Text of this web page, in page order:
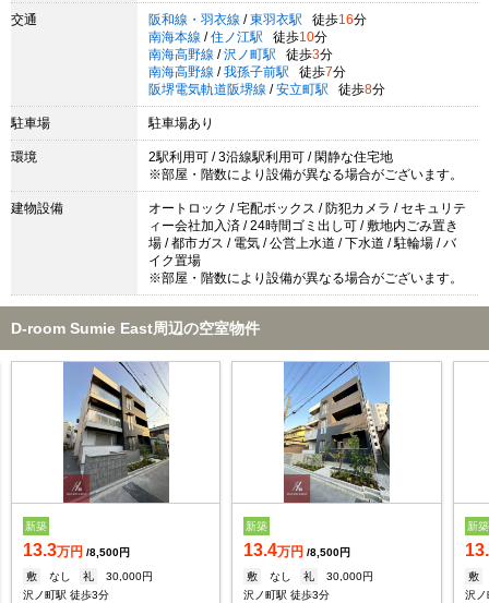
交通 阪和線・羽衣線 / 東羽衣駅 徒歩16分
南海本線 / 住ノ江駅 徒歩10分
南海高野線 / 沢ノ町駅 徒歩3分
南海高野線 / 我孫子前駅 徒歩7分
阪堺電気軌道阪堺線 / 安立町駅 徒歩8分
駐車場 駐車場あり
環境
2駅利用可 / 3沿線駅利用可 / 閑静な住宅地
※部屋・階数により設備が異なる場合がございます。
建物設備
オートロック / 宅配ボックス / 防犯カメラ / セキュリテ
ィー会社加入済 / 24時間ゴミ出し可 / 敷地内ごみ置き
場 / 都市ガス / 電気 / 公営上水道 / 下水道 / 駐輪場 / バ
イク置場
※部屋・階数により設備が異なる場合がございます。
D-room Sumie East周辺の空室物件
新築
13.3万円 /8,500円
敷
なし 礼
30,000円
沢ノ町駅 徒歩3分
新築
13.4万円 /8,500円
敷
なし 礼
30,000円
沢ノ町駅 徒歩3分
新築
敷
沢ノ